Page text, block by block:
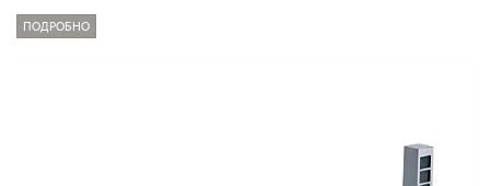
ПОДРОБНО